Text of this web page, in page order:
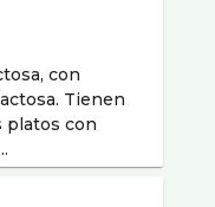
con
Tienen
platos con